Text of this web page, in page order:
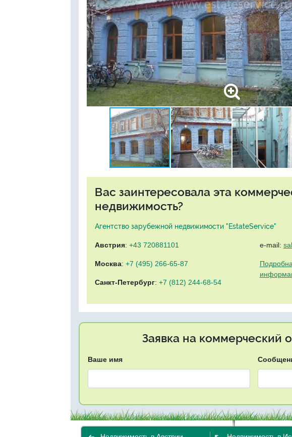
Вас заинтересовала эта
недвижимость?
Агентство зарубежной недвижимости "EstateService"
Австрия: +43 720881101
Москва: +7 (495) 266-65-87
Санкт-Петербург: +7 (812) 244-68-54
e-mail:
Заявка на коммерческий
Ваше имя